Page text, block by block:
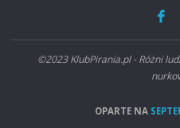
©2023 KlubPirania.pl - Różni
OPARTE NA